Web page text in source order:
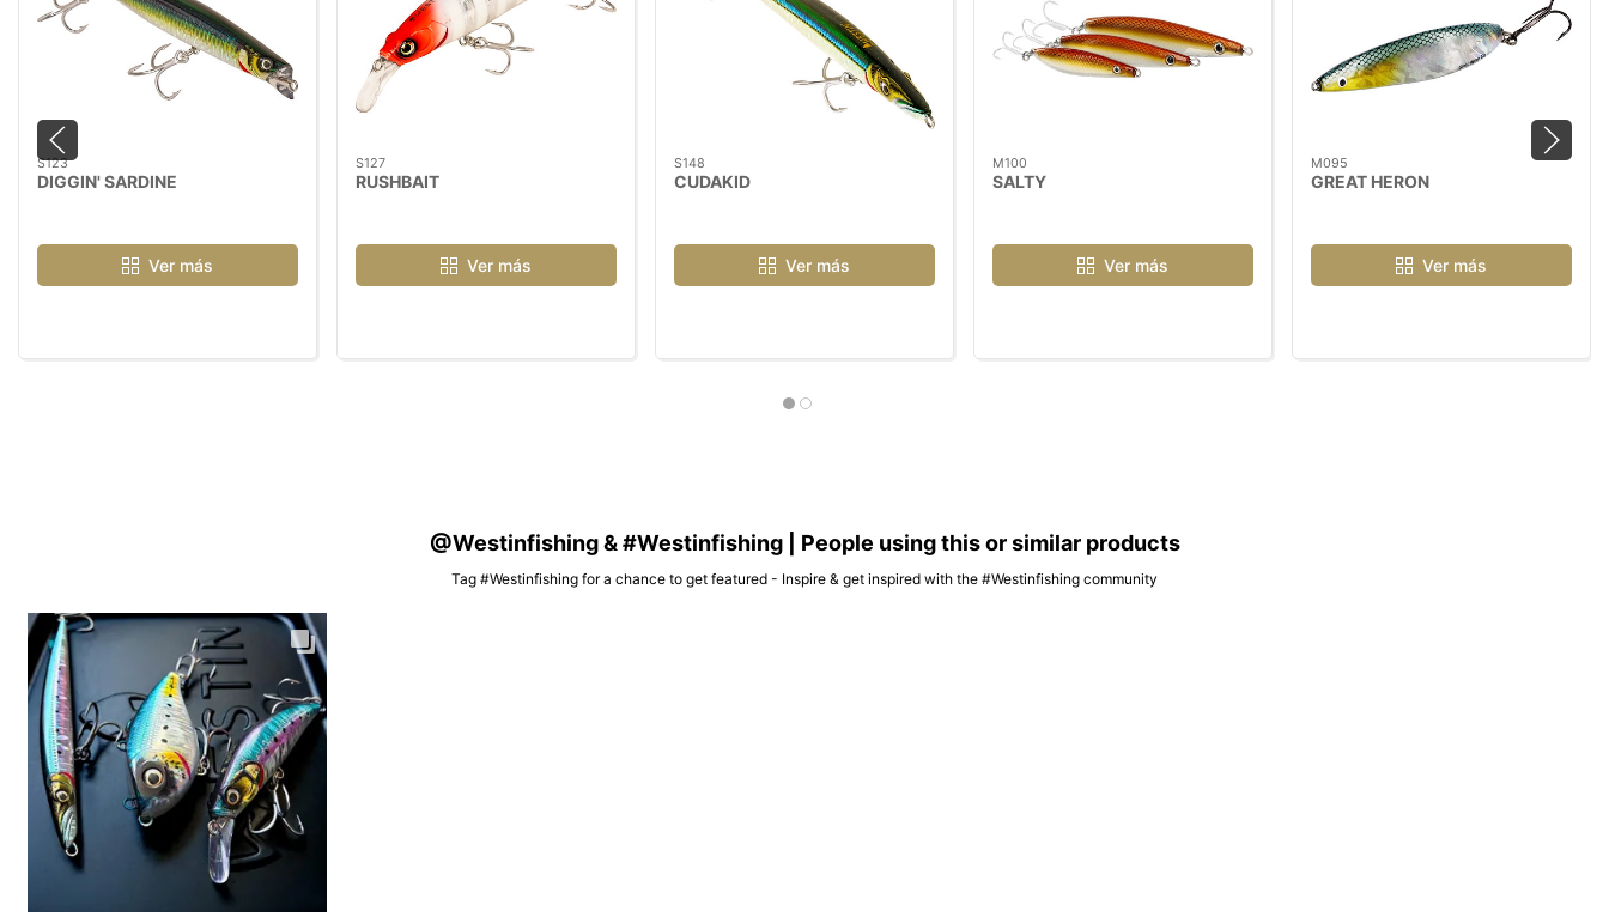
S123
DIGGIN' SARDINE
Ver más
S127
RUSHBAIT
Ver más
S148
CUDAKID
Ver más
M100
SALTY
Ver más
M095
GREAT HERON
Ver más
@Westinfishing & #Westinfishing | People using this or similar products
Tag #Westinfishing for a chance to get featured - Inspire & get inspired with the #Westinfishing community